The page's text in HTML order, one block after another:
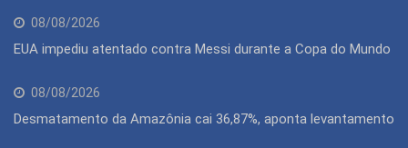
08/08/2026
EUA impediu atentado contra Messi durante a Copa do Mundo
08/08/2026
Desmatamento da Amazônia cai 36,87%, aponta levantamento